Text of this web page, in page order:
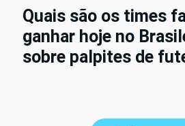
Quais são os times
ganhar hoje no
sobre palpites de